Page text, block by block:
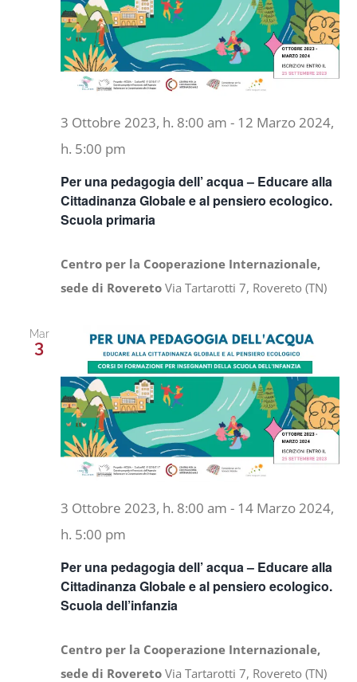
Per una pedagogia dell’ acqua – Educare alla
Cittadinanza Globale e al pensiero ecologico.
Scuola primaria
3 Ottobre 2023, h. 8:00 am - 12 Marzo 2024,
h. 5:00 pm
Centro per la Cooperazione Internazionale,
sede di RoveretoVia Tartarotti 7, Rovereto (TN)
Mar
3
Per una pedagogia dell’ acqua – Educare alla
Cittadinanza Globale e al pensiero ecologico.
Scuola dell’infanzia
3 Ottobre 2023, h. 8:00 am - 14 Marzo 2024,
h. 5:00 pm
Centro per la Cooperazione Internazionale,
sede di RoveretoVia Tartarotti 7, Rovereto (TN)